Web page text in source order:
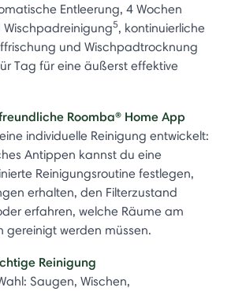
Entleerung, 4 Wochen
Wischpadreinigung5, kontinuierliche
und Wischpadtrocknung
Tag für eine äußerst effektive
Roomba® Home App
individuelle Reinigung entwickelt:
Antippen kannst du eine
Reinigungsroutine festlegen,
erhalten, den Filterzustand
erfahren, welche Räume am
gereinigt werden müssen.
Reinigung
Saugen, Wischen,